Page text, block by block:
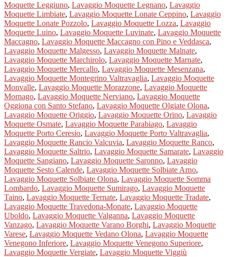
Moquette Leggiuno, Lavaggio Moquette Legnano, Lavaggio
Moquette Limbiate, Lavaggio Moquette Lonate Ceppino, Lavaggio
Moquette Lonate Pozzolo, Lavaggio Moquette Lozza, Lavaggio
Moquette Luino, Lavaggio Moquette Luvinate, Lavaggio Moquette
Maccagno, Lavaggio Moquette Maccagno con Pino e Veddasca,
Lavaggio Moquette Malgesso, Lavaggio Moquette Malnate,
Lavaggio Moquette Marchirolo, Lavaggio Moquette Marnate,
Lavaggio Moquette Mercallo, Lavaggio Moquette Mesenzana,
Lavaggio Moquette Montegrino Valtravaglia, Lavaggio Moquette
Monvalle, Lavaggio Moquette Morazzone, Lavaggio Moquette
Mornago, Lavaggio Moquette Nerviano, Lavaggio Moquette
Oggiona con Santo Stefano, Lavaggio Moquette Olgiate Olona,
Lavaggio Moquette Origgio, Lavaggio Moquette Orino, Lavaggio
Moquette Osmate, Lavaggio Moquette Parabiago, Lavaggio
Moquette Porto Ceresio, Lavaggio Moquette Porto Valtravaglia,
Lavaggio Moquette Rancio Valcuvia, Lavaggio Moquette Ranco,
Lavaggio Moquette Saltrio, Lavaggio Moquette Samarate, Lavaggio
Moquette Sangiano, Lavaggio Moquette Saronno, Lavaggio
Moquette Sesto Calende, Lavaggio Moquette Solbiate Arno,
Lavaggio Moquette Solbiate Olona, Lavaggio Moquette Somma
Lombardo, Lavaggio Moquette Sumirago, Lavaggio Moquette
Taino, Lavaggio Moquette Ternate, Lavaggio Moquette Tradate,
Lavaggio Moquette Travedona-Monate, Lavaggio Moquette
Uboldo, Lavaggio Moquette Valganna, Lavaggio Moquette
Vanzago, Lavaggio Moquette Varano Borghi, Lavaggio Moquette
Varese, Lavaggio Moquette Vedano Olona, Lavaggio Moquette
Venegono Inferiore, Lavaggio Moquette Venegono Superiore,
Lavaggio Moquette Vergiate, Lavaggio Moquette Viggiù